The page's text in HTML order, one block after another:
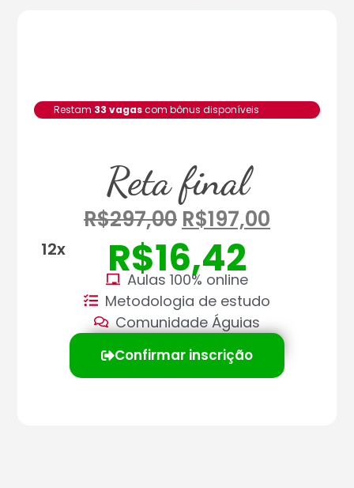
Restam 33 vagascom bônus disponíveis
Reta final
R$297,00 R$197,00
R$16,42
12x
Aulas 100% online
Metodologia de estudo
Comunidade Águias
Confirmar inscrição